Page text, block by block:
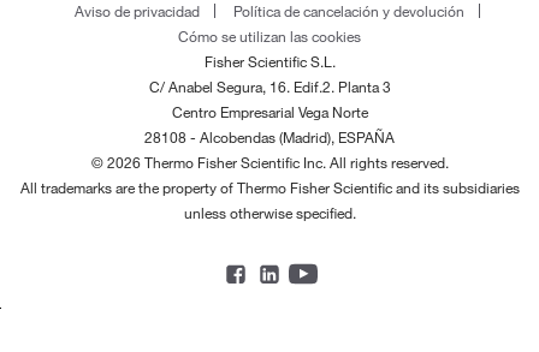
Aviso de privacidad
Política de cancelación y devolución
Cómo se utilizan las cookies
Fisher Scientific S.L.
C/ Anabel Segura, 16. Edif.2. Planta 3
Centro Empresarial Vega Norte
28108 - Alcobendas (Madrid), ESPAÑA
© 2026 Thermo Fisher Scientific Inc. All rights reserved.
All trademarks are the property of Thermo Fisher Scientific and its subsidiaries
unless otherwise specified.